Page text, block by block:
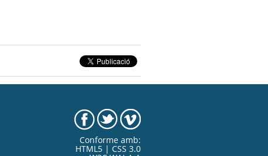
Conforme amb:
HTML5 | CSS 3.0